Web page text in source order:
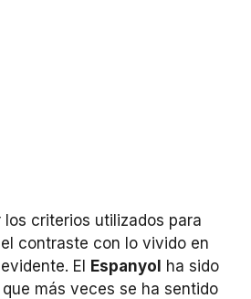
criterios utilizados para
contraste con lo vivido en
El Espanyol ha sido
más veces se ha sentido